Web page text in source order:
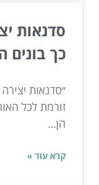
סדנאות
כך בונים
״סדנאות
זורמת לכל
הן...
קרא עוד »